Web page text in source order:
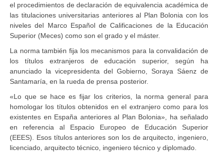
el procedimientos de declaración de equivalencia académica de
las titulaciones universitarias anteriores al Plan Bolonia con los
niveles del Marco Español de Calificaciones de la Educación
Superior (Meces) como son el grado y el máster.
La norma también fija los mecanismos para la convalidación de
los títulos extranjeros de educación superior, según ha
anunciado la vicepresidenta del Gobierno, Soraya Sáenz de
Santamaría, en la rueda de prensa posterior.
«Lo que se hace es fijar los criterios, la norma general para
homologar los títulos obtenidos en el extranjero como para los
existentes en España anteriores al Plan Bolonia», ha señalado
en referencia al Espacio Europeo de Educación Superior
(EEES). Esos títulos anteriores son los de arquitecto, ingeniero,
licenciado, arquitecto técnico, ingeniero técnico y diplomado.